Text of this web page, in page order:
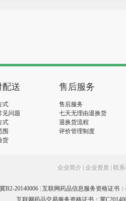
配送
式
见问题
式
围
货
售后服务
售后服务
七天无理由退换货
退换货流程
评价管理制度
企业简介 企业资质 联系
B2-20140006 互联网药品信息服务资格证书
互联网药品交易服务资格证书：冀